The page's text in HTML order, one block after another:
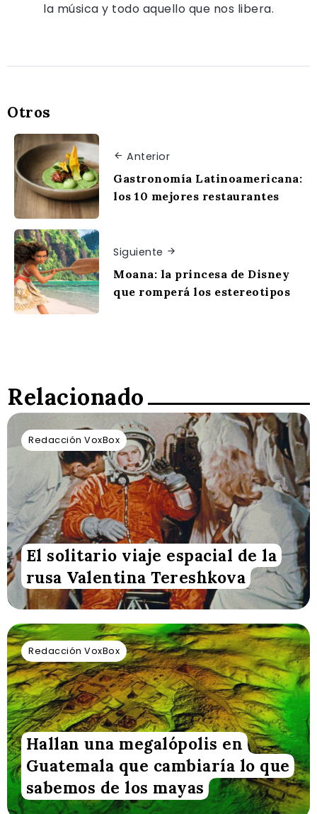
la música y todo aquello que nos libera.
Otros
Anterior
Gastronomía Latinoamericana:
los 10 mejores restaurantes
Siguiente
Moana: la princesa de Disney
que romperá los estereotipos
Relacionado
Redacción VoxBox
El solitario viaje espacial de la
rusa Valentina Tereshkova
Redacción VoxBox
Hallan una megalópolis en
Guatemala que cambiaría lo que
sabemos de los mayas